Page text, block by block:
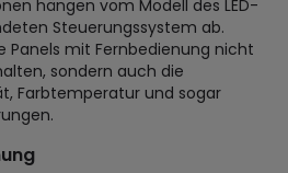
hängen vom Modell des LED-
Steuerungssystem ab.
Panels mit Fernbedienung nicht
sondern auch die
Farbtemperatur und sogar